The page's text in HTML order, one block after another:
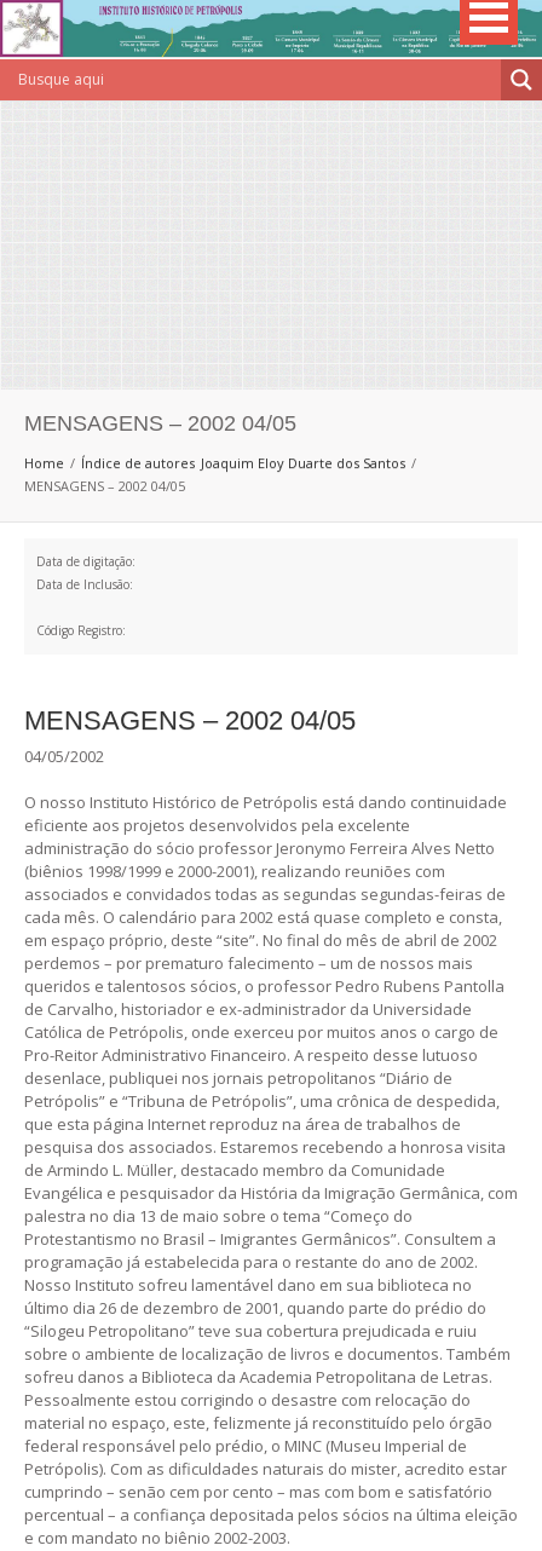
MENSAGENS – 2002 04/05
Home Índice de autores Joaquim Eloy Duarte dos Santos
MENSAGENS – 2002 04/05
Data de digitação:
Data de Inclusão:
Código Registro:
MENSAGENS – 2002 04/05
04/05/2002
O nosso Instituto Histórico de Petrópolis está dando continuidade
eficiente aos projetos desenvolvidos pela excelente
administração do sócio professor Jeronymo Ferreira Alves Netto
(biênios 1998/1999 e 2000-2001), realizando reuniões com
associados e convidados todas as segundas segundas-feiras de
cada mês. O calendário para 2002 está quase completo e consta,
em espaço próprio, deste “site”. No final do mês de abril de 2002
perdemos – por prematuro falecimento – um de nossos mais
queridos e talentosos sócios, o professor Pedro Rubens Pantolla
de Carvalho, historiador e ex-administrador da Universidade
Católica de Petrópolis, onde exerceu por muitos anos o cargo de
Pro-Reitor Administrativo Financeiro. A respeito desse lutuoso
desenlace, publiquei nos jornais petropolitanos “Diário de
Petrópolis” e “Tribuna de Petrópolis”, uma crônica de despedida,
que esta página Internet reproduz na área de trabalhos de
pesquisa dos associados. Estaremos recebendo a honrosa visita
de Armindo L. Müller, destacado membro da Comunidade
Evangélica e pesquisador da História da Imigração Germânica, com
palestra no dia 13 de maio sobre o tema “Começo do
Protestantismo no Brasil – Imigrantes Germânicos”. Consultem a
programação já estabelecida para o restante do ano de 2002.
Nosso Instituto sofreu lamentável dano em sua biblioteca no
último dia 26 de dezembro de 2001, quando parte do prédio do
“Silogeu Petropolitano” teve sua cobertura prejudicada e ruiu
sobre o ambiente de localização de livros e documentos. Também
sofreu danos a Biblioteca da Academia Petropolitana de Letras.
Pessoalmente estou corrigindo o desastre com relocação do
material no espaço, este, felizmente já reconstituído pelo órgão
federal responsável pelo prédio, o MINC (Museu Imperial de
Petrópolis). Com as dificuldades naturais do mister, acredito estar
cumprindo – senão cem por cento – mas com bom e satisfatório
percentual – a confiança depositada pelos sócios na última eleição
e com mandato no biênio 2002-2003.